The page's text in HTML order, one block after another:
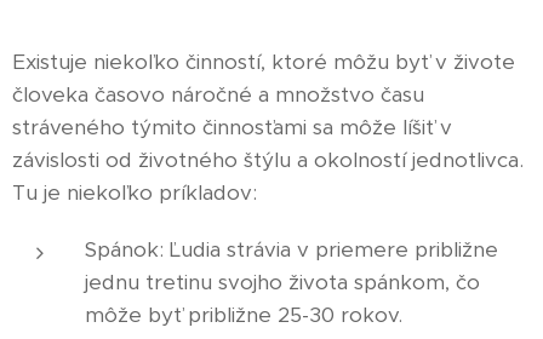
Existuje niekoľko činností, ktoré môžu byť v živote
človeka časovo náročné a množstvo času
stráveného týmito činnosťami sa môže líšiť v
závislosti od životného štýlu a okolností jednotlivca.
Tu je niekoľko príkladov:
Spánok: Ľudia strávia v priemere približne
jednu tretinu svojho života spánkom, čo
môže byť približne 25-30 rokov.